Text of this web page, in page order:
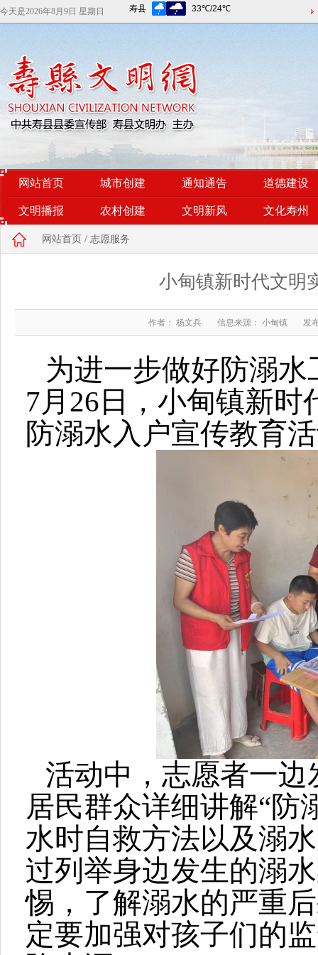
今天是2026年8月9日 星期日
网站首页 城市创建 通知通告 道德建设
文明播报 农村创建 文明新风 文化寿州
网站首页 / 志愿服务
小甸镇新时代文明
作者： 杨文兵 信息来源： 小甸镇 发
为进一步做好防溺
7月26日，小甸镇新
防溺水入户宣传教育
活动中，志愿者一
居民群众详细讲解“防
水时自救方法以及溺
过列举身边发生的溺
惕，了解溺水的严重
定要加强对孩子们的